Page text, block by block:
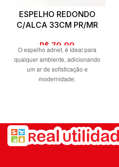
ESPELHO REDONDO
C/ALCA 33CM PR/MR
R$ 79,99
O espelho adnet, é ideal para
qualquer ambiente, adicionando
um ar de sofisticação e
modernidade.
Gilda em Santo André sp.
Transparência e honestidade é a
base do nosso relacionamento